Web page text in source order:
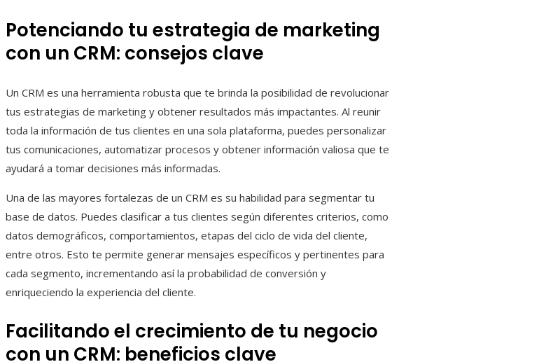
Potenciando tu estrategia de marketing
con un CRM: consejos clave
Un CRM es una herramienta robusta que te brinda la posibilidad de revolucionar
tus estrategias de marketing y obtener resultados más impactantes. Al reunir
toda la información de tus clientes en una sola plataforma, puedes personalizar
tus comunicaciones, automatizar procesos y obtener información valiosa que te
ayudará a tomar decisiones más informadas.
Una de las mayores fortalezas de un CRM es su habilidad para segmentar tu
base de datos. Puedes clasificar a tus clientes según diferentes criterios, como
datos demográficos, comportamientos, etapas del ciclo de vida del cliente,
entre otros. Esto te permite generar mensajes específicos y pertinentes para
cada segmento, incrementando así la probabilidad de conversión y
enriqueciendo la experiencia del cliente.
Facilitando el crecimiento de tu negocio
con un CRM: beneficios clave